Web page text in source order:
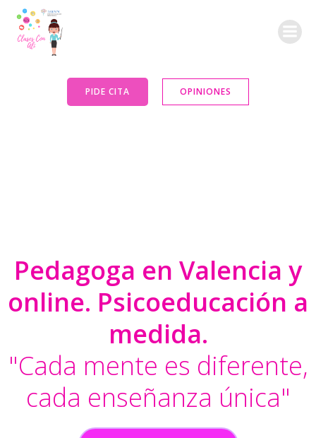
PIDE CITA OPINIONES
Pedagoga en Valencia y
online. Psicoeducación a
medida.
"Cada mente es diferente,
cada enseñanza única"